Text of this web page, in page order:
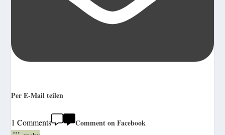
Per E-Mail teilen
1 Comments
Comment on Facebook